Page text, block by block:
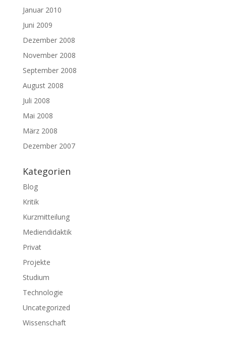
Januar 2010
Juni 2009
Dezember 2008
November 2008
September 2008
August 2008
Juli 2008
Mai 2008
März 2008
Dezember 2007
Kategorien
Blog
Kritik
Kurzmitteilung
Mediendidaktik
Privat
Projekte
Studium
Technologie
Uncategorized
Wissenschaft